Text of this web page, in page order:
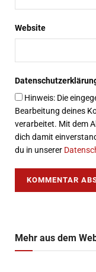
Website
Hinweis: Die
Bearbeitung deines
verarbeitet. Mit dem
dich damit
du in unserer
Mehr aus dem